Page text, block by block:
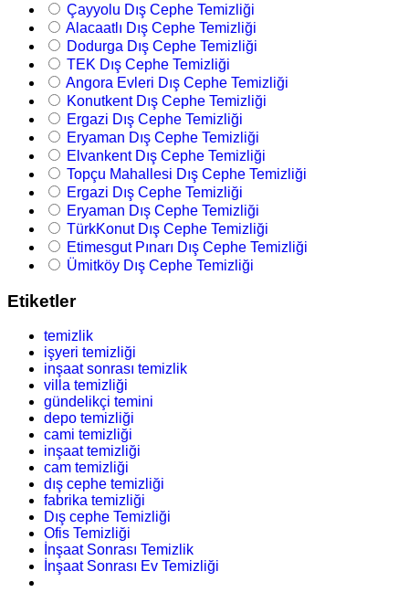
Çayyolu Dış Cephe Temizliği
Alacaatlı Dış Cephe Temizliği
Dodurga Dış Cephe Temizliği
TEK Dış Cephe Temizliği
Angora Evleri Dış Cephe Temizliği
Konutkent Dış Cephe Temizliği
Ergazi Dış Cephe Temizliği
Eryaman Dış Cephe Temizliği
Elvankent Dış Cephe Temizliği
Topçu Mahallesi Dış Cephe Temizliği
Ergazi Dış Cephe Temizliği
Eryaman Dış Cephe Temizliği
TürkKonut Dış Cephe Temizliği
Etimesgut Pınarı Dış Cephe Temizliği
Ümitköy Dış Cephe Temizliği
Etiketler
temizlik
işyeri temizliği
inşaat sonrası temizlik
villa temizliği
gündelikçi temini
depo temizliği
cami temizliği
inşaat temizliği
cam temizliği
dış cephe temizliği
fabrika temizliği
Dış cephe Temizliği
Ofis Temizliği
İnşaat Sonrası Temizlik
İnşaat Sonrası Ev Temizliği